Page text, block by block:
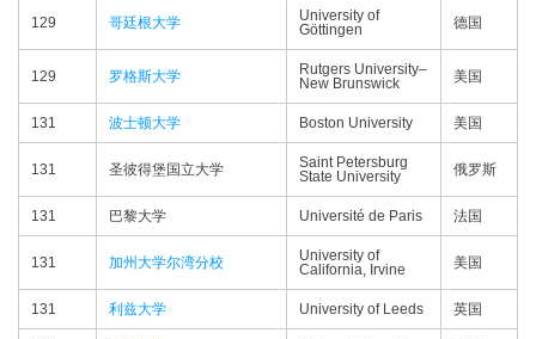
129 哥廷根大学
University of
Göttingen
德国
129 罗格斯大学
Rutgers University–
New Brunswick
美国
131 波士顿大学 Boston University 美国
131 圣彼得堡国立大学
Saint Petersburg
State University
俄罗斯
131 巴黎大学 Université de Paris 法国
131 加州大学尔湾分校
University of
California, Irvine
美国
131 利兹大学 University of Leeds 英国